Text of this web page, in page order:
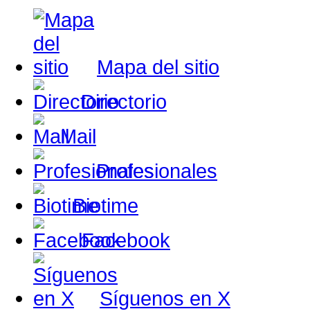
Mapa del sitio
Directorio
Mail
Profesionales
Biotime
Facebook
Síguenos en X